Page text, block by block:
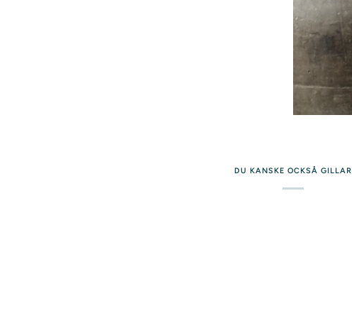
DU KANSKE OCKSÅ GILLAR